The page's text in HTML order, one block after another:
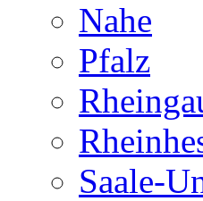
Nahe
Pfalz
Saale-